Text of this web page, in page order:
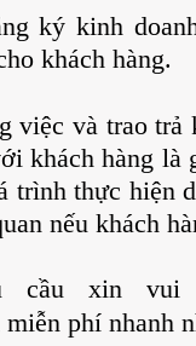
ký kinh
khách hàng.
việc và trao
khách hàng là
trình thực hiện
nếu khách
cầu xin vui
phí nhanh